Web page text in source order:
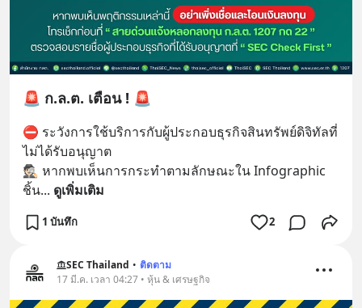
🚨 ก.ล.ต. เตือน ! 🚨
⛔ ระวังการใช้บริการกับผู้ประกอบธุรกิจสินทรัพย์ดิจิทัลที่
ไม่ได้รับอนุญาต
🕵🏻 หากพบเห็นการกระทำตามลักษณะใน Infographic
ชิ้น... ดูเพิ่มเติม
1 บันทึก 2
SEC Thailand • ติดตาม
17 มี.ค. เวลา 04:27 • หุ้น & เศรษฐกิจ